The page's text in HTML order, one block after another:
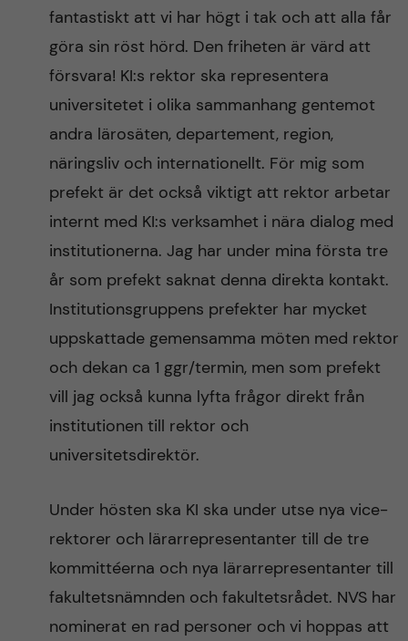
i
e
l
d
fantastiskt att vi har högt i tak och att alla får
göra sin röst hörd. Den friheten är värd att
försvara! KI:s rektor ska representera
universitetet i olika sammanhang gentemot
andra lärosäten, departement, region,
näringsliv och internationellt. För mig som
prefekt är det också viktigt att rektor arbetar
internt med KI:s verksamhet i nära dialog med
institutionerna. Jag har under mina första tre
år som prefekt saknat denna direkta kontakt.
Institutionsgruppens prefekter har mycket
uppskattade gemensamma möten med rektor
och dekan ca 1 ggr/termin, men som prefekt
vill jag också kunna lyfta frågor direkt från
institutionen till rektor och
universitetsdirektör.
Under hösten ska KI ska under utse nya vice-
rektorer och lärarrepresentanter till de tre
kommittéerna och nya lärarrepresentanter till
fakultetsnämnden och fakultetsrådet. NVS har
nominerat en rad personer och vi hoppas att